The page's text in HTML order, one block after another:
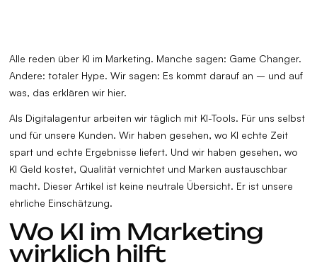
Alle reden über KI im Marketing. Manche sagen: Game Changer.
Andere: totaler Hype. Wir sagen: Es kommt darauf an – und auf
was, das erklären wir hier.
Als Digitalagentur arbeiten wir täglich mit KI-Tools. Für uns selbst
und für unsere Kunden. Wir haben gesehen, wo KI echte Zeit
spart und echte Ergebnisse liefert. Und wir haben gesehen, wo
KI Geld kostet, Qualität vernichtet und Marken austauschbar
macht. Dieser Artikel ist keine neutrale Übersicht. Er ist unsere
ehrliche Einschätzung.
Wo KI im Marketing
wirklich hilft